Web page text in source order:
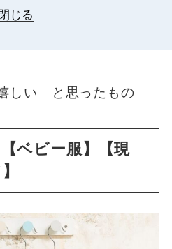
閉じる
しい」と思ったもの
ベビー服】【現